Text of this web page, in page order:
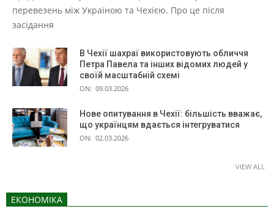
перевезень між Україною та Чехією. Про це після
засідання
В Чехії шахраї використовують обличчя
Петра Павела та інших відомих людей у
своїй масштабній схемі
ON: 09.03.2026
Нове опитування в Чехії: більшість вважає,
що українцям вдається інтегруватися
ON: 02.03.2026
VIEW ALL
ЕКОНОМІКА